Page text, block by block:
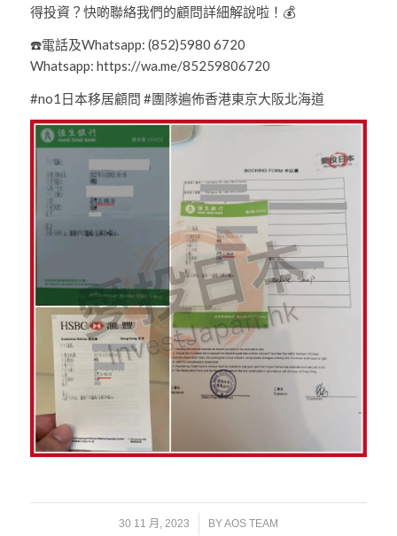
得投資？快啲聯絡我們的顧問詳細解說啦！💰
☎️電話及Whatsapp: (852)5980 6720
Whatsapp: https://wa.me/85259806720
#no1日本移居顧問 #團隊遍佈香港東京大阪北海道
30 11 月, 2023
/ BYAOS TEAM